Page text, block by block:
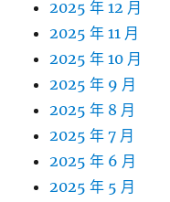
2025 年 12 月
2025 年 11 月
2025 年 10 月
2025 年 9 月
2025 年 8 月
2025 年 7 月
2025 年 6 月
2025 年 5 月